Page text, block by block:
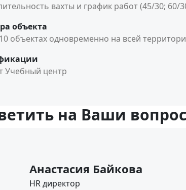
вахты и график работ (45/30; 60/
объекта
объектах одновременно на всей
Учебный центр
на Ваши
Анастасия Байкова
HR директор